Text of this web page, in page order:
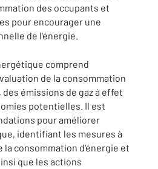
des occupants et
pour encourager une
de l'énergie.
comprend
de la consommation
émissions de gaz à effet
potentielles. Il est
pour améliorer
identifiant les mesures à
la consommation d'énergie et
que les actions